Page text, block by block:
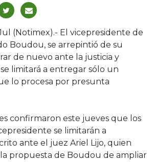
(Notimex).- El vicepresidente de
Boudou, se arrepintió de su
de nuevo ante la justicia y
limitará a entregar sólo un
lo procesa por presunta
confirmaron este jueves que los
se limitarán a
ante el juez Ariel Lijo, quien
propuesta de Boudou de ampliar